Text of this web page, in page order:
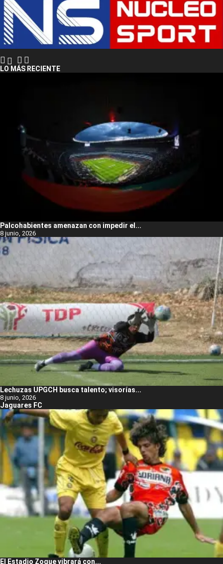
LO MÁS RECIENTE
Palcohabientes amenazan con impedir el...
8 junio, 2026
Lechuzas UPGCH busca talento; visorías...
8 junio, 2026
Jaguares FC
El Estadio Zoque vibrará con...